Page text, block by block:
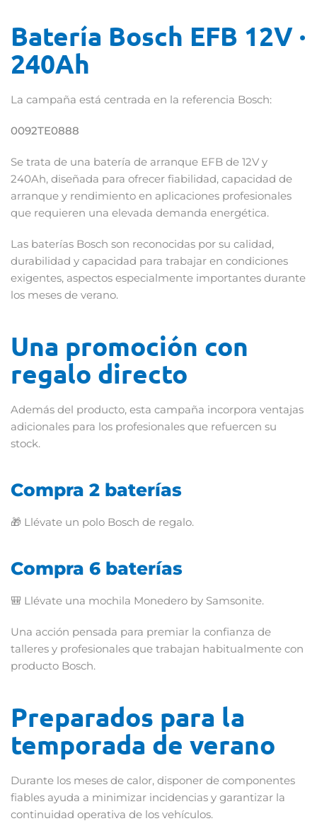
Batería Bosch EFB 12V ·
240Ah
La campaña está centrada en la referencia Bosch:
0092TE0888
Se trata de una batería de arranque EFB de 12V y
240Ah, diseñada para ofrecer fiabilidad, capacidad de
arranque y rendimiento en aplicaciones profesionales
que requieren una elevada demanda energética.
Las baterías Bosch son reconocidas por su calidad,
durabilidad y capacidad para trabajar en condiciones
exigentes, aspectos especialmente importantes durante
los meses de verano.
Una promoción con
regalo directo
Además del producto, esta campaña incorpora ventajas
adicionales para los profesionales que refuercen su
stock.
Compra 2 baterías
🎁 Llévate un polo Bosch de regalo.
Compra 6 baterías
🎒 Llévate una mochila Monedero by Samsonite.
Una acción pensada para premiar la confianza de
talleres y profesionales que trabajan habitualmente con
producto Bosch.
Preparados para la
temporada de verano
Durante los meses de calor, disponer de componentes
fiables ayuda a minimizar incidencias y garantizar la
continuidad operativa de los vehículos.